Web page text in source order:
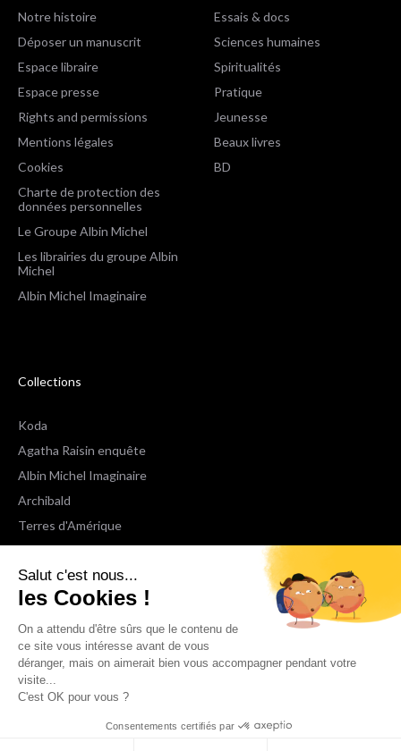
Salut c'est nous...
les Cookies !
On a attendu d'être sûrs que le contenu de
ce site vous intéresse avant de vous
déranger, mais on aimerait bien vous accompagner pendant votre
visite...
C'est OK pour vous ?
Consentements certifiés par
Notre histoire
Déposer un manuscrit
Espace libraire
Espace presse
Rights and permissions
Mentions légales
Cookies
Charte de protection des
données personnelles
Le Groupe Albin Michel
Les librairies du groupe Albin
Michel
Albin Michel Imaginaire
Essais & docs
Sciences humaines
Spiritualités
Pratique
Jeunesse
Beaux livres
BD
Collections
Koda
Agatha Raisin enquête
Albin Michel Imaginaire
Archibald
Terres d'Amérique
Espaces Libres Poche
NOX
Wiz
Voir toutes les collections
Nous suivre